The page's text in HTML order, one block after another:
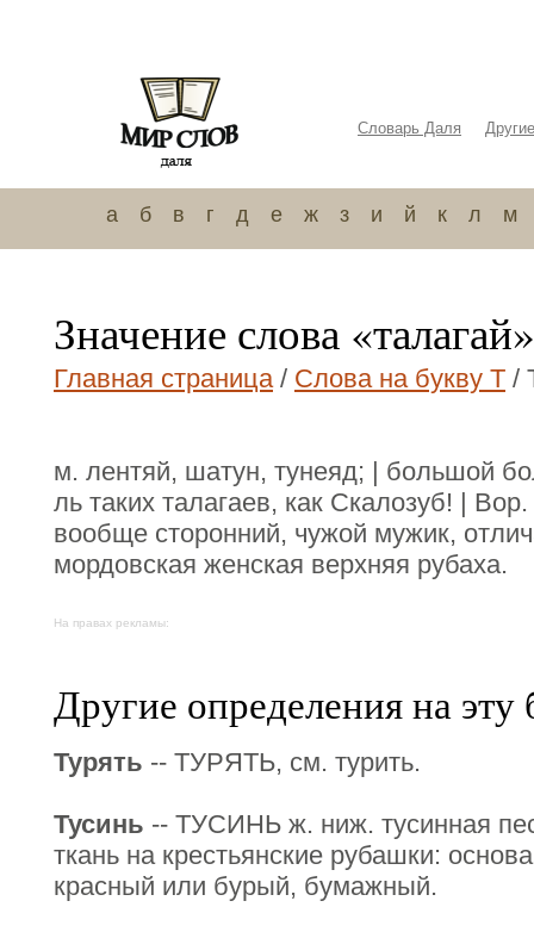
Словарь Даля
а б в г д е ж з и й к л м
Значение слова «талагай»
Главная страница/ Слова на букву Т /
м. лентяй, шатун, тунеяд; | большой
ль таких талагаев, как Скалозуб! |
вообще сторонний, чужой мужик,
мордовская женская верхняя рубаха.
На правах рекламы:
Другие определения на эту
Турять -- ТУРЯТЬ, см. турить.
Тусинь -- ТУСИНЬ ж. ниж. тусинная
ткань на крестьянские рубашки:
красный или бурый, бумажный.